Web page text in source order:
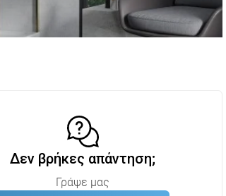
Δεν βρήκες απάντηση;
Γράψε μας